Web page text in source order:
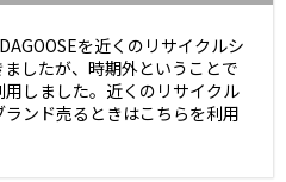
を近くのリサイクルシ
したが、時期外ということで
しました。近くのリサイクル
ンド売るときはこちらを利用